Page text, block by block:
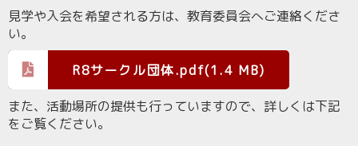
見学や入会を希望される方は、教育委員会へご連絡くださ
い。
R8サークル団体.pdf(1.4 MB)
また、活動場所の提供も行っていますので、詳しくは下記
をご覧ください。